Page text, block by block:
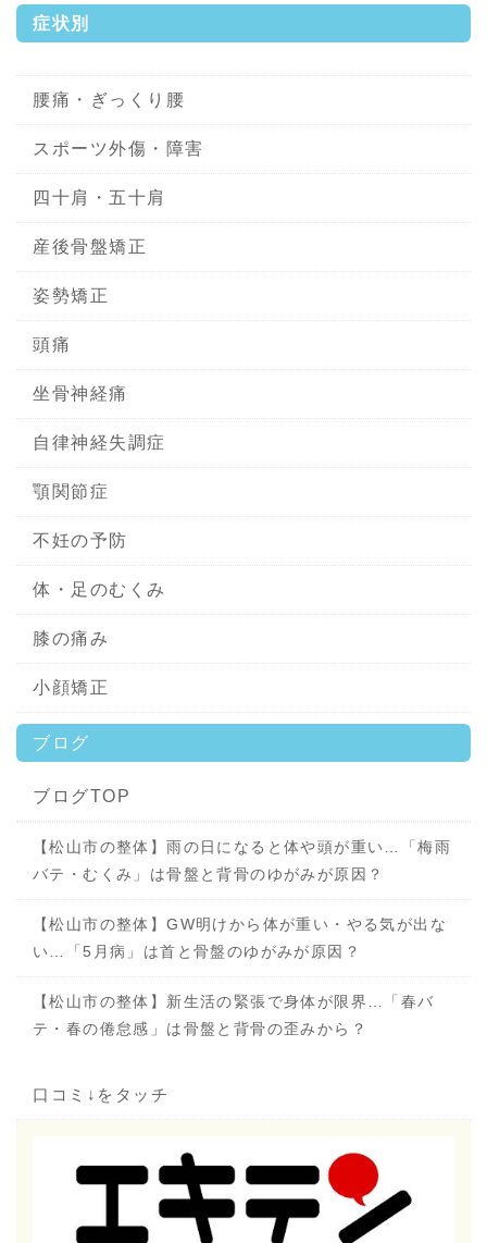
症状別
腰痛・ぎっくり腰
スポーツ外傷・障害
四十肩・五十肩
産後骨盤矯正
姿勢矯正
頭痛
坐骨神経痛
自律神経失調症
顎関節症
不妊の予防
体・足のむくみ
膝の痛み
小顔矯正
ブログ
ブログTOP
【松山市の整体】雨の日になると体や頭が重い…「梅雨
バテ・むくみ」は骨盤と背骨のゆがみが原因？
【松山市の整体】GW明けから体が重い・やる気が出な
い…「5月病」は首と骨盤のゆがみが原因？
【松山市の整体】新生活の緊張で身体が限界…「春バ
テ・春の倦怠感」は骨盤と背骨の歪みから？
口コミ↓をタッチ